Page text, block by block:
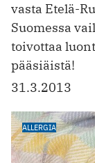
vasta Etelä-
Suomessa
toivottaa
pääsiäistä!
31.3.2013
ALLERGIA